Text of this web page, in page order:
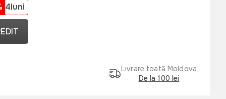
4luni
Livrare toată Moldova
De la 100 lei